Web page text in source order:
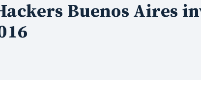
Buenos Aires